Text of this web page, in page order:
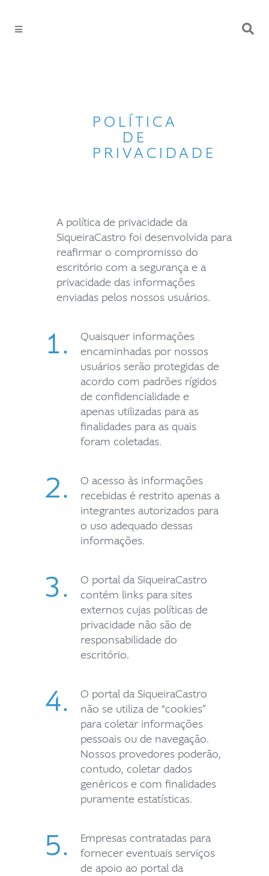
POLÍTICA
DE
PRIVACIDADE
A política de privacidade da
SiqueiraCastro foi desenvolvida para
reafirmar o compromisso do
escritório com a segurança e a
privacidade das informações
enviadas pelos nossos usuários.
1.
Quaisquer informações
encaminhadas por nossos
usuários serão protegidas de
acordo com padrões rígidos
de confidencialidade e
apenas utilizadas para as
finalidades para as quais
foram coletadas.
2.
O acesso às informações
recebidas é restrito apenas a
integrantes autorizados para
o uso adequado dessas
informações.
3.
O portal da SiqueiraCastro
contém links para sites
externos cujas políticas de
privacidade não são de
responsabilidade do
escritório.
4.
O portal da SiqueiraCastro
não se utiliza de “cookies”
para coletar informações
pessoais ou de navegação.
Nossos provedores poderão,
contudo, coletar dados
genéricos e com finalidades
puramente estatísticas.
5.
Empresas contratadas para
fornecer eventuais serviços
de apoio ao portal da